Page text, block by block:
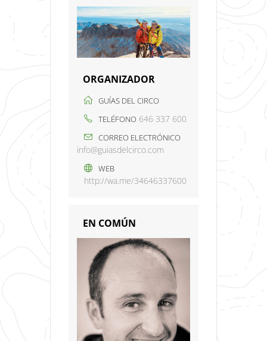
ORGANIZADOR
GUÍAS DEL CIRCO
TELÉFONO 646 337 600
CORREO ELECTRÓNICO
info@guiasdelcirco.com
WEB
http://wa.me/34646337600
EN COMÚN